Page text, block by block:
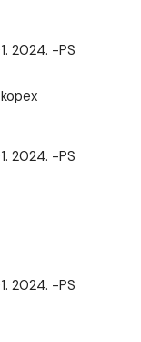
2024. -PS
2024. -PS
2024. -PS